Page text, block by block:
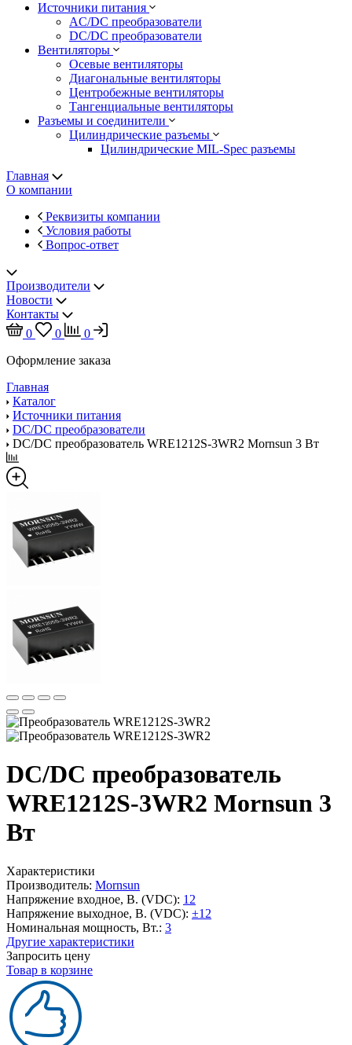
Источники питания
AC/DC преобразователи
DC/DC преобразователи
Вентиляторы
Осевые вентиляторы
Диагональные вентиляторы
Центробежные вентиляторы
Тангенциальные вентиляторы
Разъемы и соединители
Цилиндрические разъемы
Цилиндрические MIL-Spec разъемы
Главная
О компании
Реквизиты компании
Условия работы
Вопрос-ответ
Производители
Новости
Контакты
0
0
0
Оформление заказа
Главная
Каталог
Источники питания
DC/DC преобразователи
DC/DC преобразователь WRE1212S-3WR2 Mornsun 3 Вт
DC/DC преобразователь
WRE1212S-3WR2 Mornsun 3
Вт
Характеристики
Производитель: Mornsun
Напряжение входное, В. (VDC): 12
Напряжение выходное, В. (VDC): ±12
Номинальная мощность, Вт.: 3
Другие характеристики
Запросить цену
Товар в корзине